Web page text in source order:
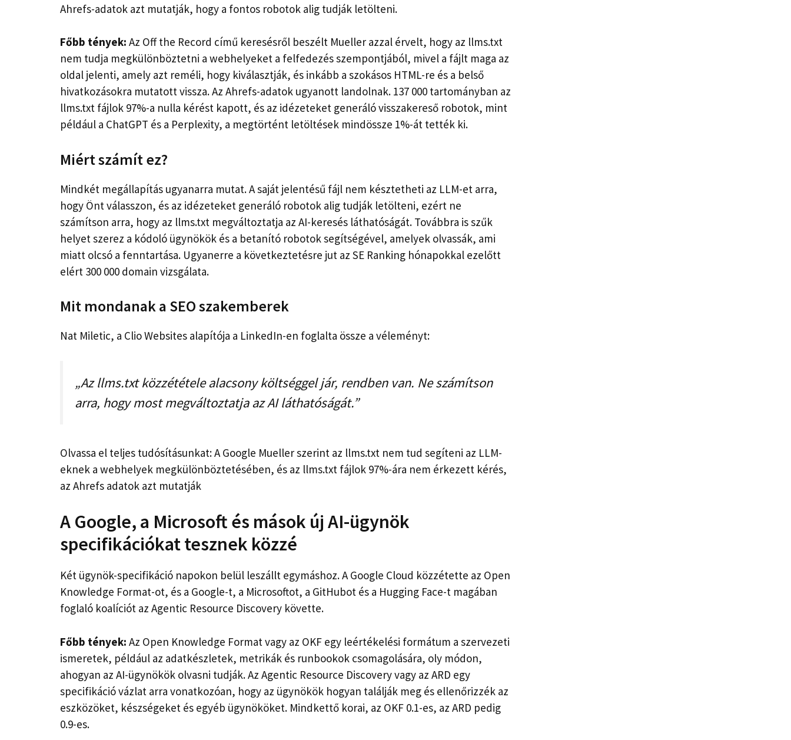
Ahrefs-adatok azt mutatják, hogy a fontos robotok alig tudják letölteni.
Főbb tények: Az Off the Record című keresésről beszélt Mueller azzal érvelt, hogy az llms.txt
nem tudja megkülönböztetni a webhelyeket a felfedezés szempontjából, mivel a fájlt maga az
oldal jelenti, amely azt reméli, hogy kiválasztják, és inkább a szokásos HTML-re és a belső
hivatkozásokra mutatott vissza. Az Ahrefs-adatok ugyanott landolnak. 137 000 tartományban az
llms.txt fájlok 97%-a nulla kérést kapott, és az idézeteket generáló visszakereső robotok, mint
például a ChatGPT és a Perplexity, a megtörtént letöltések mindössze 1%-át tették ki.
Miért számít ez?
Mindkét megállapítás ugyanarra mutat. A saját jelentésű fájl nem késztetheti az LLM-et arra,
hogy Önt válasszon, és az idézeteket generáló robotok alig tudják letölteni, ezért ne
számítson arra, hogy az llms.txt megváltoztatja az AI-keresés láthatóságát. Továbbra is szűk
helyet szerez a kódoló ügynökök és a betanító robotok segítségével, amelyek olvassák, ami
miatt olcsó a fenntartása. Ugyanerre a következtetésre jut az SE Ranking hónapokkal ezelőtt
elért 300 000 domain vizsgálata.
Mit mondanak a SEO szakemberek
Nat Miletic, a Clio Websites alapítója a LinkedIn-en foglalta össze a véleményt:
„Az llms.txt közzététele alacsony költséggel jár, rendben van. Ne számítson
arra, hogy most megváltoztatja az AI láthatóságát.”
Olvassa el teljes tudósításunkat: A Google Mueller szerint az llms.txt nem tud segíteni az LLM-
eknek a webhelyek megkülönböztetésében, és az llms.txt fájlok 97%-ára nem érkezett kérés,
az Ahrefs adatok azt mutatják
A Google, a Microsoft és mások új AI-ügynök
specifikációkat tesznek közzé
Két ügynök-specifikáció napokon belül leszállt egymáshoz. A Google Cloud közzétette az Open
Knowledge Format-ot, és a Google-t, a Microsoftot, a GitHubot és a Hugging Face-t magában
foglaló koalíciót az Agentic Resource Discovery követte.
Főbb tények: Az Open Knowledge Format vagy az OKF egy leértékelési formátum a szervezeti
ismeretek, például az adatkészletek, metrikák és runbookok csomagolására, oly módon,
ahogyan az AI-ügynökök olvasni tudják. Az Agentic Resource Discovery vagy az ARD egy
specifikáció vázlat arra vonatkozóan, hogy az ügynökök hogyan találják meg és ellenőrizzék az
eszközöket, készségeket és egyéb ügynököket. Mindkettő korai, az OKF 0.1-es, az ARD pedig
0.9-es.